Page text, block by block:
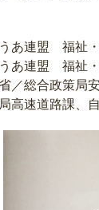
あ連盟 福祉
あ連盟 福祉
／総合政策局
高速道路課、